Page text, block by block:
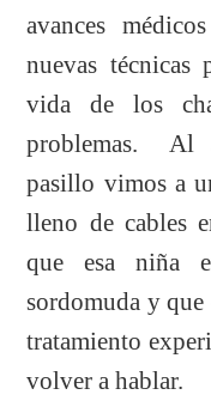
avances
nuevas técnicas
vida de los
problemas. Al
pasillo vimos a
lleno de cables
que esa niña
sordomuda y
tratamiento
volver a hablar.